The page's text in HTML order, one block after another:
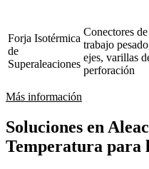
Forja Isotérmica
de
Superaleaciones
Conectores de
trabajo
ejes, varillas
perforación
Más información
Soluciones en
Temperatura